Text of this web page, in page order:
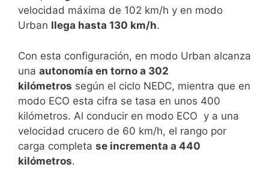
velocidad máxima de 102 km/h y en modo
Urban llega hasta 130 km/h.
Con esta configuración, en modo Urban alcanza
una autonomía en torno a 302
kilómetros según el ciclo NEDC, mientra que en
modo ECO esta cifra se tasa en unos 400
kilómetros. Al conducir en modo ECO y a una
velocidad crucero de 60 km/h, el rango por
carga completa se incrementa a 440
kilómetros.